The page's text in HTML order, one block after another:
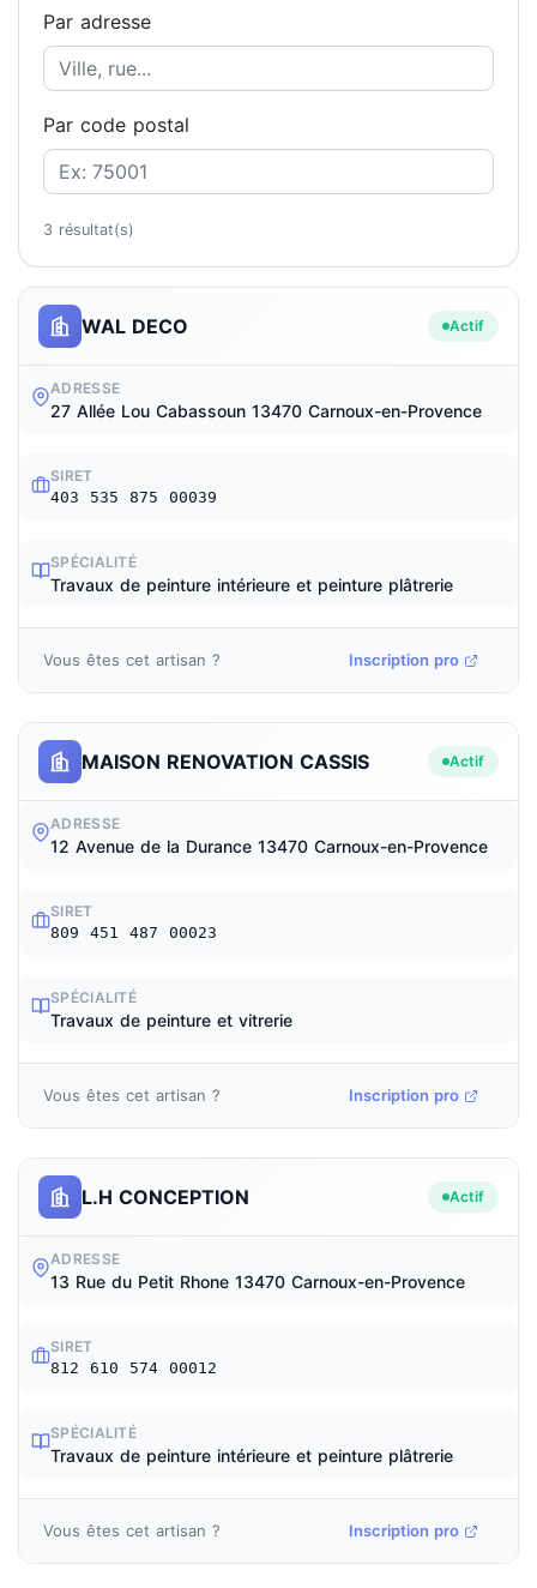
WAL DECO Actif
ADRESSE
27 Allée Lou Cabassoun 13470 Carnoux-en-Provence
SIRET
403 535 875 00039
SPÉCIALITÉ
Travaux de peinture intérieure et peinture plâtrerie
Vous êtes cet artisan ? Inscription pro
MAISON RENOVATION CASSIS Actif
ADRESSE
12 Avenue de la Durance 13470 Carnoux-en-Provence
SIRET
809 451 487 00023
SPÉCIALITÉ
Travaux de peinture et vitrerie
Vous êtes cet artisan ? Inscription pro
L.H CONCEPTION Actif
ADRESSE
13 Rue du Petit Rhone 13470 Carnoux-en-Provence
SIRET
812 610 574 00012
SPÉCIALITÉ
Travaux de peinture intérieure et peinture plâtrerie
Vous êtes cet artisan ? Inscription pro
Par adresse
Par code postal
3 résultat(s)